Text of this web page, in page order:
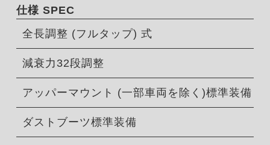
仕様 SPEC
全長調整 (フルタップ) 式
減衰力32段調整
アッパーマウント (一部車両を除く)標準装備
ダストブーツ標準装備